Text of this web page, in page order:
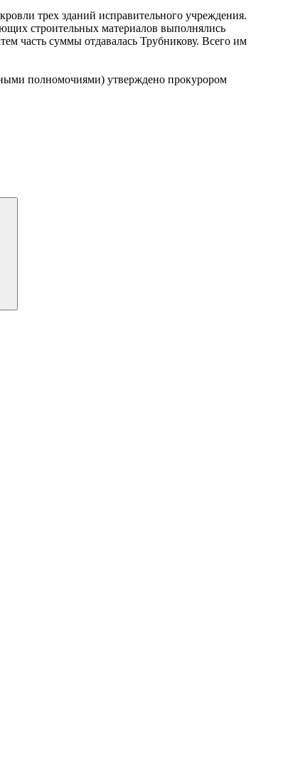
трех зданий исправительного учреждения.
строительных материалов выполнялись
часть суммы отдавалась Трубникову. Всего им
полномочиями) утверждено прокурором